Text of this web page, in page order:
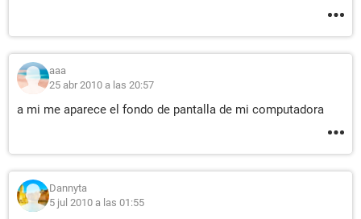
aaa
25 abr 2010 a las 20:57
a mi me aparece el fondo de pantalla de mi computadora
Dannyta
5 jul 2010 a las 01:55